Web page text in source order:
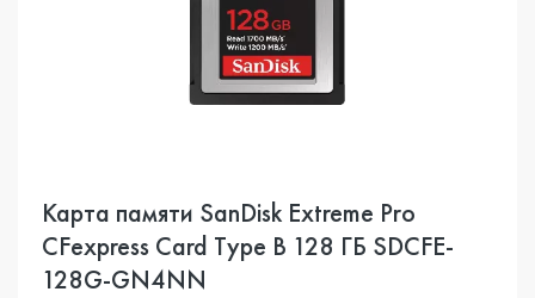
Карта памяти SanDisk Extreme Pro
CFexpress Card Type B 128 ГБ SDCFE-
128G-GN4NN